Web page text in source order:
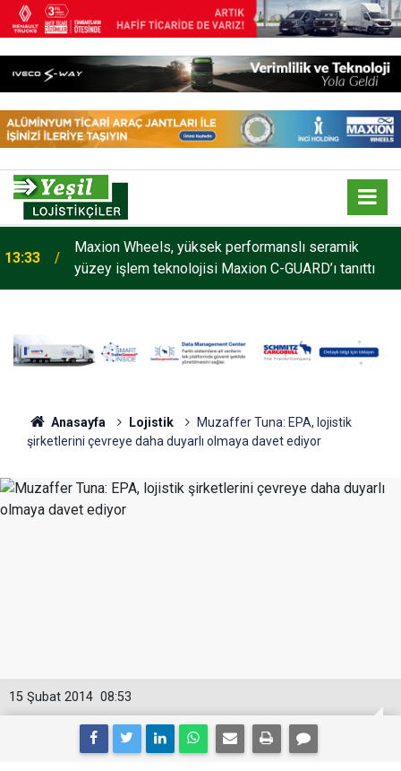
13:33
Maxion Wheels, yüksek performanslı seramik
yüzey işlem teknolojisi Maxion C-GUARD’ı tanıttı
Anasayfa Lojistik
Muzaffer Tuna: EPA, lojistik
şirketlerini çevreye daha duyarlı olmaya davet ediyor
08:53
15 Şubat 2014